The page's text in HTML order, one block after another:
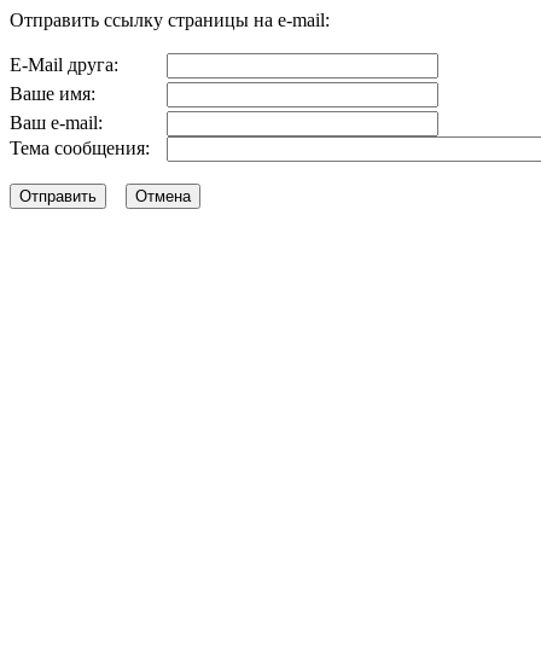
Отправить ссылку страницы на e-mail:
E-Mail друга:
Ваше имя:
Ваш e-mail:
Тема сообщения: